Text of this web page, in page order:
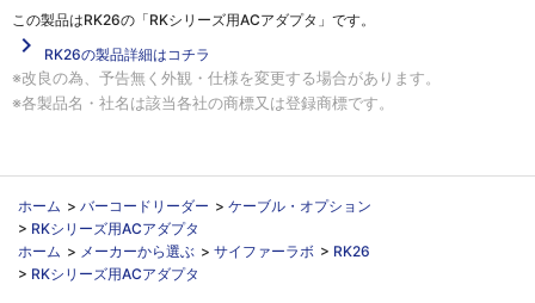
この製品はRK26の「RKシリーズ用ACアダプタ」 です。
navigate_next
RK26の製品詳細はコチラ
※改良の為、予告無く外観・仕様を変更する場合があります。
※各製品名・社名は該当各社の商標又は登録商標です。
ホーム > バーコードリーダー > ケーブル・オプション
> RKシリーズ用ACアダプタ
ホーム > メーカーから選ぶ > サイファーラボ > RK26
> RKシリーズ用ACアダプタ